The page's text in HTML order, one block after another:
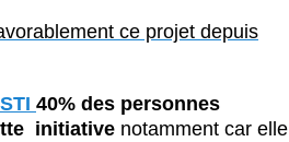
ce projet depuis
40% des personnes
initiative notamment car elle